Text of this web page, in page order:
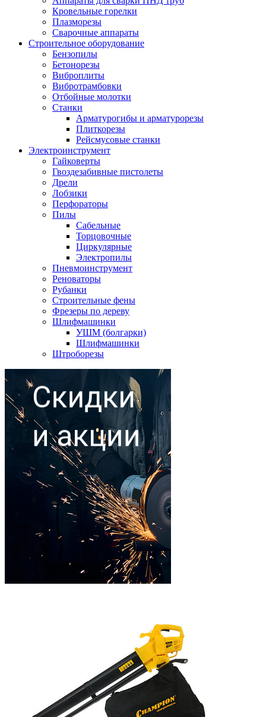
Кровельные горелки
Плазморезы
Сварочные аппараты
Строительное оборудование
Бензопилы
Бетонорезы
Виброплиты
Вибротрамбовки
Отбойные молотки
Станки
Арматурогибы и арматурорезы
Плиткорезы
Рейсмусовые станки
Электроинструмент
Гайковерты
Гвоздезабивные пистолеты
Дрели
Лобзики
Перфораторы
Пилы
Сабельные
Торцовочные
Циркулярные
Электропилы
Пневмоинструмент
Реноваторы
Рубанки
Строительные фены
Фрезеры по дереву
Шлифмашинки
УШМ (болгарки)
Шлифмашинки
Штроборезы